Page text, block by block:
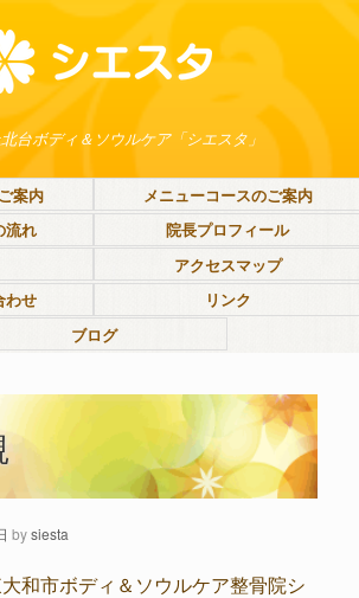
台ボディ＆ソウルケア「シエスタ」
案内
メニューコースのご案内
流れ
院長プロフィール
アクセスマップ
わせ
リンク
ブログ
bysiesta
和市ボディ＆ソウルケア整骨院シ